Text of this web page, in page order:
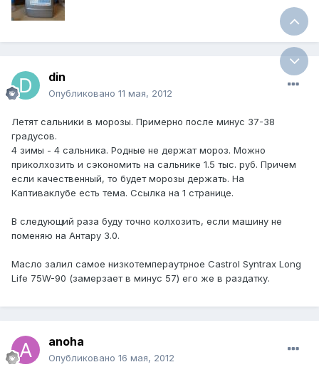
din
Опубликовано 11 мая, 2012
Летят сальники в морозы. Примерно после минус 37-38
градусов.
4 зимы - 4 сальника. Родные не держат мороз. Можно
приколхозить и сэкономить на сальнике 1.5 тыс. руб. Причем
если качественный, то будет морозы держать. На
Каптиваклубе есть тема. Ссылка на 1 странице.
В следующий раза буду точно колхозить, если машину не
поменяю на Антару 3.0.
Масло залил самое низкотемпераутрное Castrol Syntrax Long
Life 75W-90 (замерзает в минус 57) его же в раздатку.
anoha
Опубликовано 16 мая, 2012